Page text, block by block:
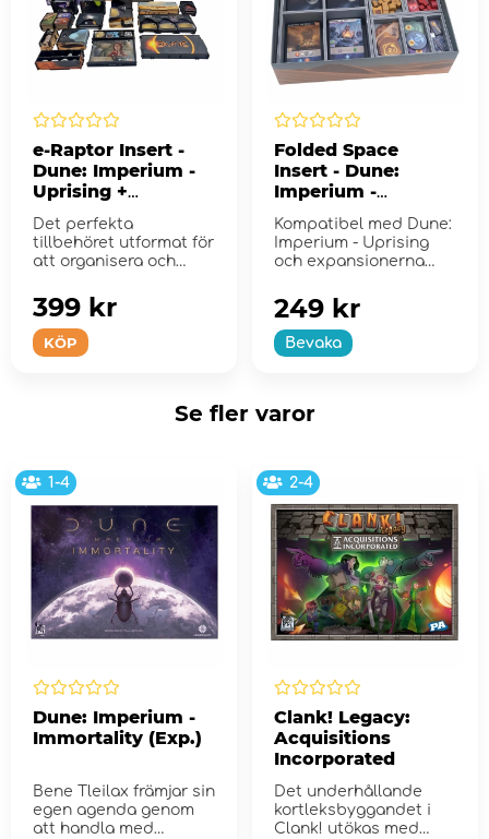
e-Raptor Insert -
Dune: Imperium -
Uprising +
Print
Det perfekta
tillbehöret utformat för
att organisera och
KÖP
399 kr
Folded Space
Insert - Dune:
Imperium -
Expansions
Kompatibel med Dune:
Imperium - Uprising
och expansionerna
Immortality.
Bevaka
249 kr
Se fler varor
1-4
Dune: Imperium -
Immortality (Exp.)
Bene Tleilax främjar sin
egen agenda genom
att handla med
2-4
Clank! Legacy:
Acquisitions
Incorporated
Det underhållande
kortleksbyggandet i
Clank! utökas med